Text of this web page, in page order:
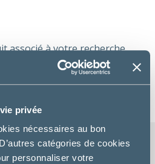
privée
nécessaires au bon
catégories de cookies
personnaliser votre
associé à votre recherche.
les filtres